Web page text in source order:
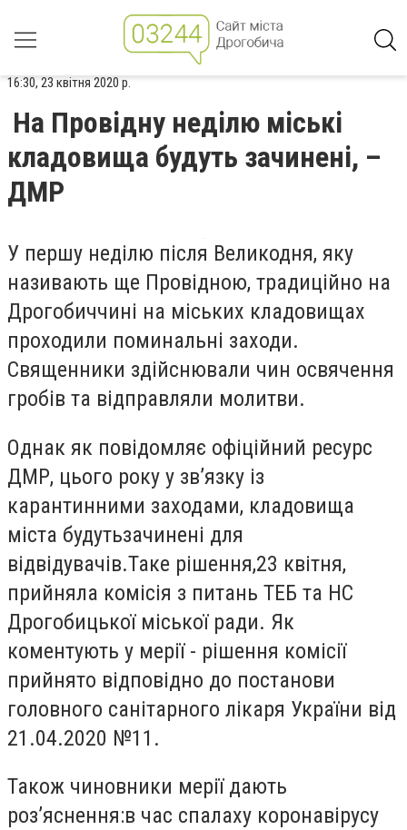
16:30, 23 квітня 2020 р.
На Провідну неділю міські
кладовища будуть зачинені, –
ДМР
У першу неділю після Великодня, яку
називають ще Провідною, традиційно на
Дрогобиччині на міських кладовищах
проходили поминальні заходи.
Священники здійснювали чин освячення
гробів та відправляли молитви.
Однак як повідомляє офіційний ресурс
ДМР, цього року у зв’язку із
карантинними заходами, кладовища
міста будутьзачинені для
відвідувачів.Таке рішення,23 квітня,
прийняла комісія з питань ТЕБ та НС
Дрогобицької міської ради. Як
коментують у мерії - рішення комісії
прийнято відповідно до постанови
головного санітарного лікаря України від
21.04.2020 №11.
Також чиновники мерії дають
роз’яснення:в час спалаху коронавірусу